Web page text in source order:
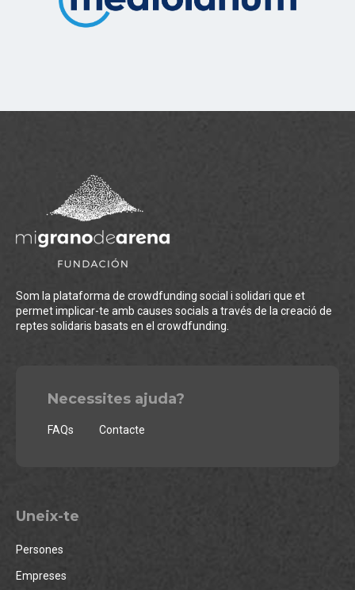
Som la plataforma de crowdfunding social i solidari que et
permet implicar-te amb causes socials a través de la creació de
reptes solidaris basats en el crowdfunding.
Necessites ajuda?
FAQs Contacte
Uneix-te
Persones
Empreses